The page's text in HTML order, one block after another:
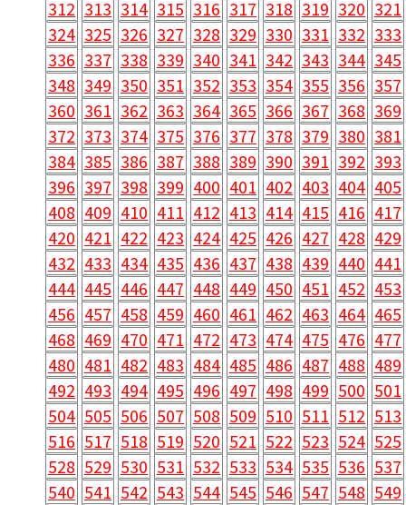
312 313 314 315 316 317 318 319 320 321
324 325 326 327 328 329 330 331 332 333
336 337 338 339 340 341 342 343 344 345
348 349 350 351 352 353 354 355 356 357
360 361 362 363 364 365 366 367 368 369
372 373 374 375 376 377 378 379 380 381
384 385 386 387 388 389 390 391 392 393
396 397 398 399 400 401 402 403 404 405
408 409 410 411 412 413 414 415 416 417
420 421 422 423 424 425 426 427 428 429
432 433 434 435 436 437 438 439 440 441
444 445 446 447 448 449 450 451 452 453
456 457 458 459 460 461 462 463 464 465
468 469 470 471 472 473 474 475 476 477
480 481 482 483 484 485 486 487 488 489
492 493 494 495 496 497 498 499 500 501
504 505 506 507 508 509 510 511 512 513
516 517 518 519 520 521 522 523 524 525
528 529 530 531 532 533 534 535 536 537
540 541 542 543 544 545 546 547 548 549